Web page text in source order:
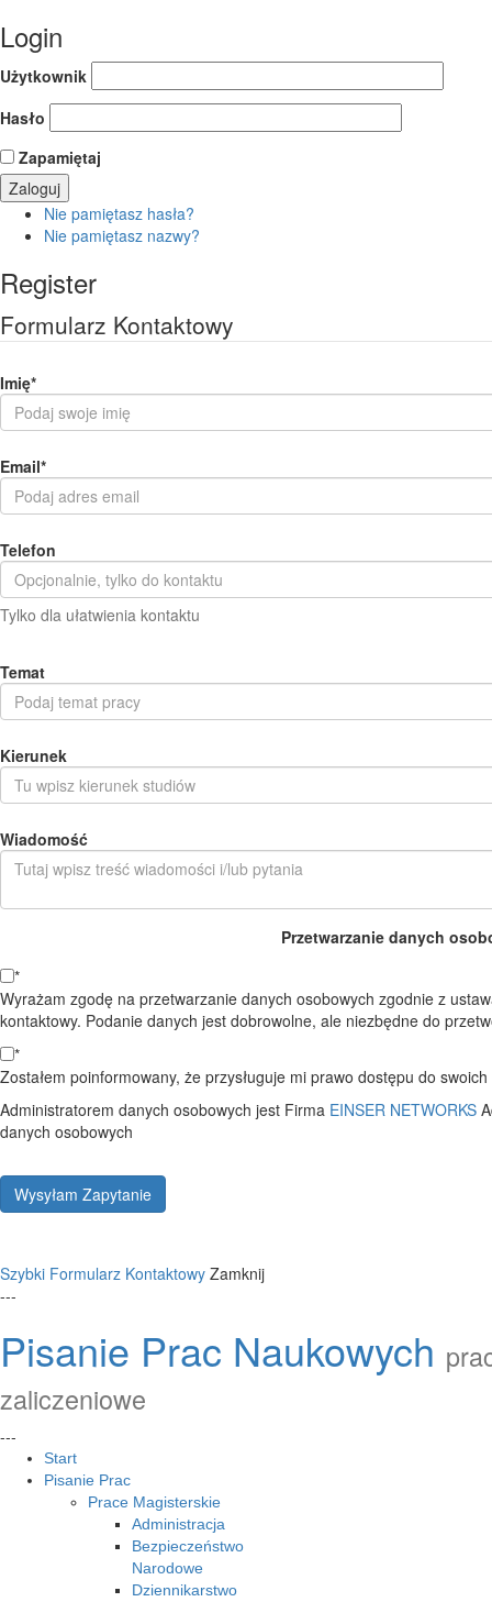
Login
Użytkownik
Hasło
Zapamiętaj
Nie pamiętasz hasła?
Nie pamiętasz nazwy?
Register
Formularz Kontaktowy
Imię*
Email*
Telefon
Tylko dla ułatwienia kontaktu
Temat
Kierunek
Wiadomość
Przetwarzanie danych
*
Wyrażam zgodę na przetwarzanie danych osobowych zgodnie z
kontaktowy. Podanie danych jest dobrowolne, ale niezbędne do
*
Zostałem poinformowany, że przysługuje mi prawo dostępu do
Administratorem danych osobowych jest Firma EINSER NETWORKS
danych osobowych
Wysyłam Zapytanie
Szybki Formularz Kontaktowy Zamknij
---
Pisanie Prac Naukowych
zaliczeniowe
---
Start
Pisanie Prac
Prace Magisterskie
Administracja
Bezpieczeństwo
Narodowe
Dziennikarstwo